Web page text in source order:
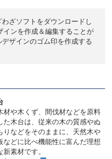
ざソフトをダウンロードし
インを作成＆編集することが
ザインのゴム印を作成する
材や木くず、間伐材などを原料
た木台は、従来の木の質感やぬ
りなどをそのままに、天然木や
などに比べ機能性に富んだ理想
新素材です。